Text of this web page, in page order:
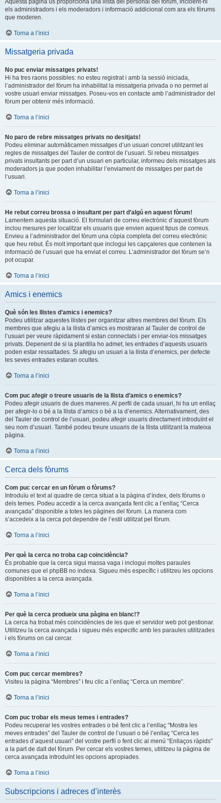
Aquesta pàgina us proporciona una llista del personal del fòrum, incloent-hi
els administradors i els moderadors i informació addicional com ara els fòrums
que moderen.
Torna a l’inici
Missatgeria privada
No puc enviar missatges privats!
Hi ha tres raons possibles: no esteu registrat i amb la sessió iniciada,
l’administrador del fòrum ha inhabilitat la missatgeria privada o no permet al
vostre usuari enviar missatges. Poseu-vos en contacte amb l’administrador del
fòrum per obtenir més informació.
Torna a l’inici
No paro de rebre missatges privats no desitjats!
Podeu eliminar automàticamen missatges d’un usuari concret utilitzant les
regles de missatges del Tauler de control de l’usuari. Si rebeu missatges
privats insultants per part d’un usuari en particular, informeu dels missatges als
moderadors ja que poden inhabilitar l’enviament de missatges per part de
l’usuari.
Torna a l’inici
He rebut correu brossa o insultant per part d’algú en aquest fòrum!
Lamentem aquesta situació. El formulari de correu electrònic d’aquest fòrum
inclou mesures per localitzar els usuaris que envien aquest tipus de correus.
Envieu a l’administrador del fòrum una còpia completa del correu electrònic
que heu rebut. És molt important que inclogui les capçaleres que contenen la
informació de l’usuari que ha enviat el correu. L’administrador del fòrum se’n
pot ocupar.
Torna a l’inici
Amics i enemics
Què són les llistes d’amics i enemics?
Podeu utilitzar aquestes llistes per organitzar altres membres del fòrum. Els
membres que afegiu a la llista d’amics es mostraran al Tauler de control de
l’usuari per veure ràpidament si estan connectats i per enviar-los missatges
privats. Depenent de si la plantilla ho admet, les entrades d’aquests usuaris
poden estar ressaltades. Si afegiu un usuari a la llista d’enemics, per defecte
les seves entrades estaran ocultes.
Torna a l’inici
Com puc afegir o treure usuaris de la llista d’amics o enemics?
Podeu afegir usuaris de dues maneres. Al perfil de cada usuari, hi ha un enllaç
per afegir-lo o bé a la llista d’amics o bé a la d’enemics. Alternativament, des
del Tauler de control de l’usuari, podeu afegir usuaris directament introduïnt el
seu nom d’usuari. També podeu treure usuaris de la llista utilitzant la mateixa
pàgina.
Torna a l’inici
Cerca dels fòrums
Com puc cercar en un fòrum o fòrums?
Introduïu el text al quadre de cerca situat a la pàgina d’índex, dels fòrums o
dels temes. Podeu accedir a la cerca avançada fent clic a l’enllaç “Cerca
avançada” disponible a totes les pàgines del fòrum. La manera com
s’accedeix a la cerca pot dependre de l’estil utilitzat pel fòrum.
Torna a l’inici
Per què la cerca no troba cap coincidència?
És probable que la cerca sigui massa vaga i inclogui moltes paraules
comunes que el phpBB no indexa. Sigueu més específic i utilitzeu les opcions
disponibles a la cerca avançada.
Torna a l’inici
Per què la cerca produeix una pàgina en blanc!?
La cerca ha trobat més coincidències de les que el servidor web pot gestionar.
Utilitzeu la cerca avançada i sigueu més especific amb les paraules utilitzades
i els fòrums on cal cercar.
Torna a l’inici
Com puc cercar membres?
Visiteu la pàgina “Membres” i feu clic a l’enllaç “Cerca un membre”.
Torna a l’inici
Com puc trobar els meus temes i entrades?
Podeu recuperar les vostres entrades o bé fent clic a l’enllaç “Mostra les
meves entrades” del Tauler de control de l’usuari o bé l’enllaç “Cerca les
entrades d’aquest usuari” del vostre perfil o fent clic al menú “Enllaços ràpids”
a la part de dalt del fòrum. Per cercar els vostres temes, utilitzeu la pàgina de
cerca avançada introduïnt les opcions apropiades.
Torna a l’inici
Subscripcions i adreces d’interès